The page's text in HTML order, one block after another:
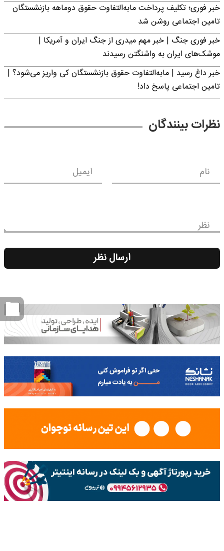
خبر فوری؛ تکلیف پرداخت مابه‌التفاوت حقوق دوماهه بازنشستگان
تامین اجتماعی روشن شد
خبر فوری جنگ | خبر مهم میدری از جنگ ایران و آمریکا |
موشک‌های ایران به واشنگتن رسیدند
خبر داغ رسید | مابه‌التفاوت حقوق بازنشستگان کی واریز می‌شود؟ |
تامین اجتماعی پاسخ داد!
نظرات بینندگان
نام ایمیل
نظر
ارسال نظر